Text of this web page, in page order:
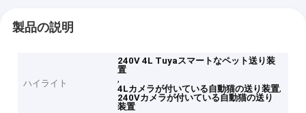
製品の説明
ハイライト
240V 4L Tuyaスマートなペット送り装
置
,
4Lカメラが付いている自動猫の送り装置,
240Vカメラが付いている自動猫の送り
装置